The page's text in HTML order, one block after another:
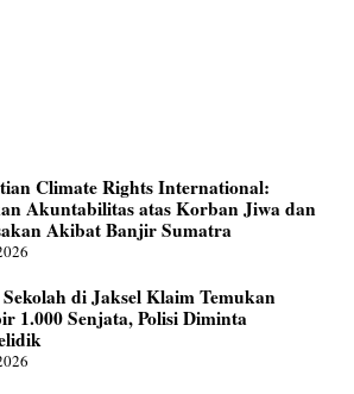
Climate Rights International:
Akuntabilitas atas Korban Jiwa dan
Akibat Banjir Sumatra
di Jaksel Klaim Temukan
1.000 Senjata, Polisi Diminta